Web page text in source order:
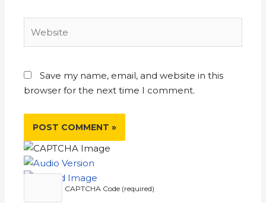
Save my name, email, and website in this
browser for the next time I comment.
CAPTCHA Code (required)